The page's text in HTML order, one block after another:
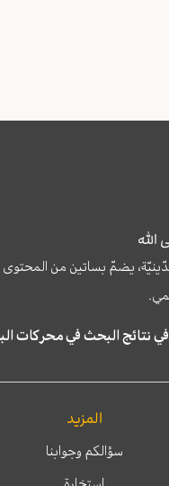
الله
يضمّ بساتين من
المزيد
سؤالكم وجوابنا